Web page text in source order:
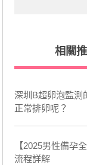
相關
深圳B超卵泡監測
正常排卵呢？
【2025男性備孕
流程詳解